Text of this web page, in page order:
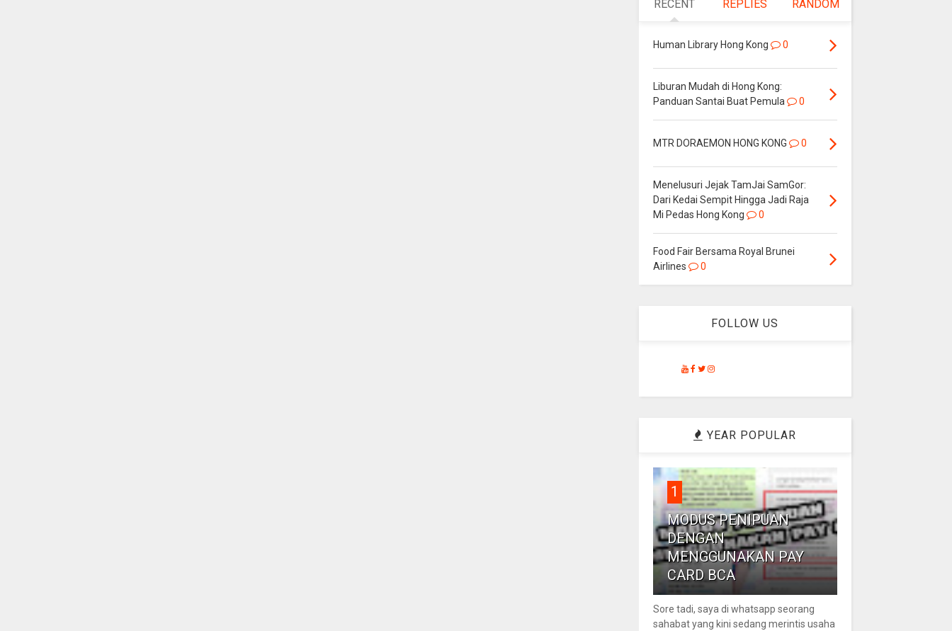
RECENT REPLIES RANDOM
Human Library Hong Kong 0
Liburan Mudah di Hong Kong:
Panduan Santai Buat Pemula
0
MTR DORAEMON HONG KONG 0
Menelusuri Jejak TamJai SamGor:
Dari Kedai Sempit Hingga Jadi Raja
Mi Pedas Hong Kong
0
Food Fair Bersama Royal Brunei
Airlines
0
FOLLOW US
YEAR POPULAR
1
MODUS PENIPUAN
DENGAN
MENGGUNAKAN PAY
CARD BCA
Sore tadi, saya di whatsapp seorang
sahabat yang kini sedang merintis usaha